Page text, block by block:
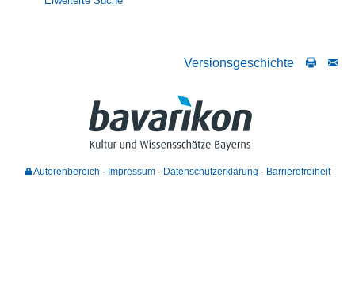
Versionsgeschichte
Autorenbereich Impressum Datenschutzerklärung Barrierefreiheit